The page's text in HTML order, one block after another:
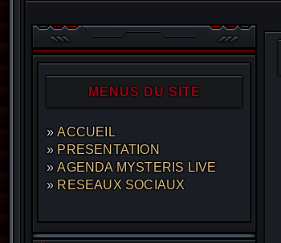
MENUS DU SITE
ACCUEIL
PRESENTATION
AGENDA MYSTERIS LIVE
RESEAUX SOCIAUX